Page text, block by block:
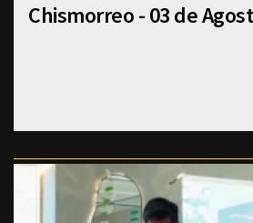
Chismorreo - 03 de